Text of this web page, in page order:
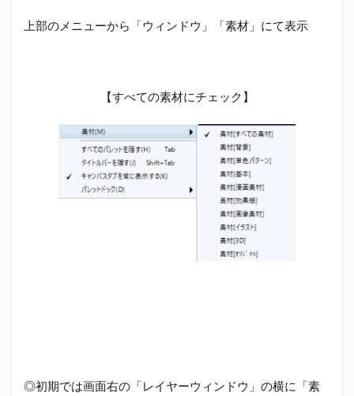
上部のメニューから「ウィンドウ」「素材」にて表示
【すべての素材にチェック】
◎初期では画面右の「レイヤーウィンドウ」の横に「素